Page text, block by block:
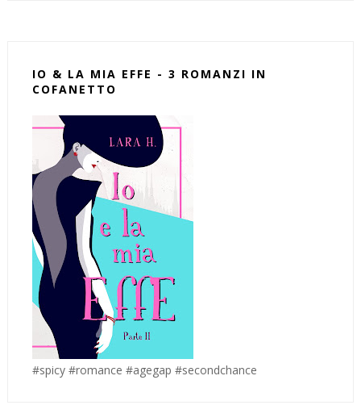
IO & LA MIA EFFE - 3 ROMANZI IN
COFANETTO
#spicy #romance #agegap #secondchance